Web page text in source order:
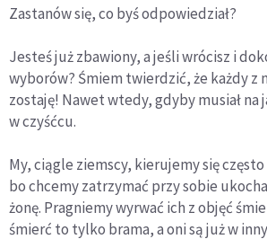
Zastanów się, co byś odpowiedział?
Jesteś już zbawiony, a jeśli wrócisz i
wyborów? Śmiem twierdzić, że każdy z
zostaję! Nawet wtedy, gdyby musiał na
w czyśćcu.
My, ciągle ziemscy, kierujemy się
bo chcemy zatrzymać przy sobie
żonę. Pragniemy wyrwać ich z objęć
śmierć to tylko brama, a oni są już w